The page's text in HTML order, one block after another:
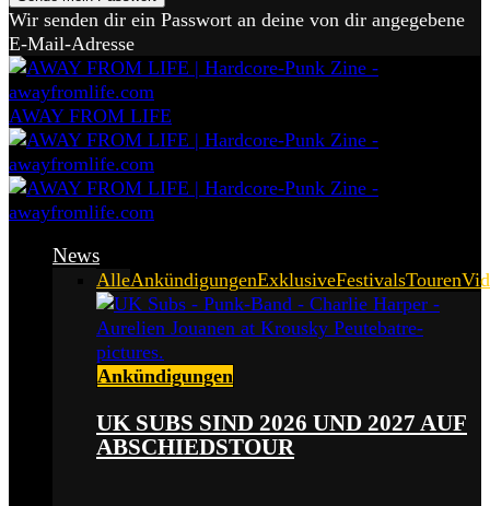
Wir senden dir ein Passwort an deine von dir angegebene
E-Mail-Adresse
AWAY FROM LIFE
News
AlleAnkündigungenExklusiveFestivalsTouren
Ankündigungen
UK SUBS SIND 2026 UND 2027 AUF
ABSCHIEDSTOUR